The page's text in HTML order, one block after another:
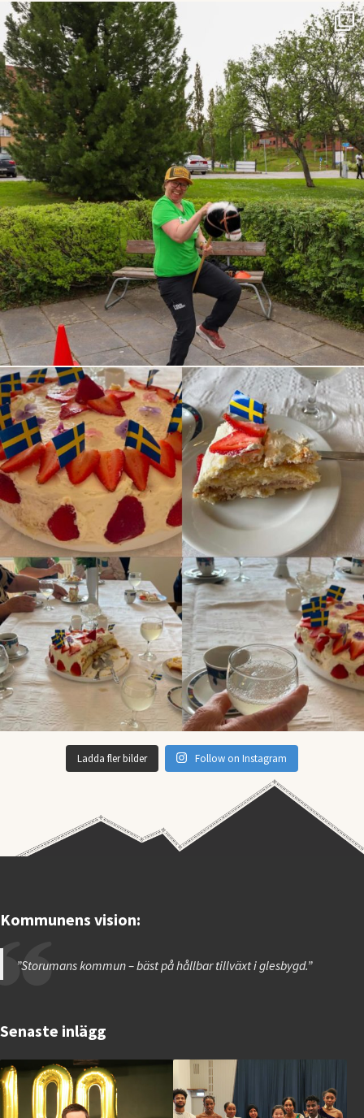
Ladda fler bilder Follow on Instagram
Kommunens vision:
”Storumans kommun – bäst på hållbar tillväxt i glesbygd.”
Senaste inlägg